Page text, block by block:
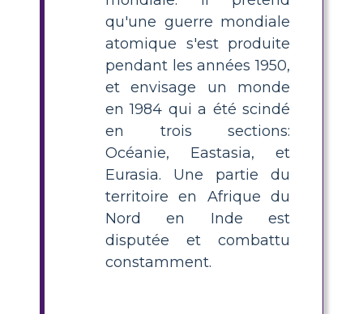
qu'une guerre mondiale
atomique s'est produite
pendant les années 1950,
et envisage un monde
en 1984 qui a été scindé
en trois sections:
Océanie, Eastasia, et
Eurasia. Une partie du
territoire en Afrique du
Nord en Inde est
disputée et combattu
constamment.